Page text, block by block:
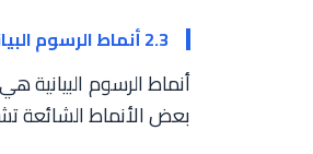
2.3 أنماط الرسوم البيانية (Head and Shoulders, Double Top/Bottom)
أنماط الرسوم البيانية
بعض الأنماط الشائعة